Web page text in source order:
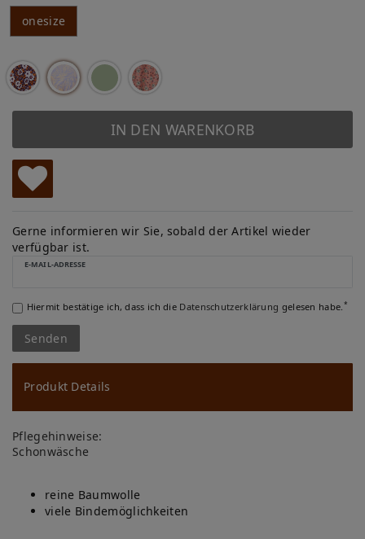
onesize
IN DEN WARENKORB
W
u
ns
ch
lis
te
Gerne informieren wir Sie, sobald der Artikel wieder
verfügbar ist.
E-MAIL-ADRESSE
Hiermit bestätige ich, dass ich die Daten­schutz­erklärung gelesen habe.*
Senden
Produkt Details
Pflegehinweise:
Schonwäsche
reine Baumwolle
viele Bindemöglichkeiten